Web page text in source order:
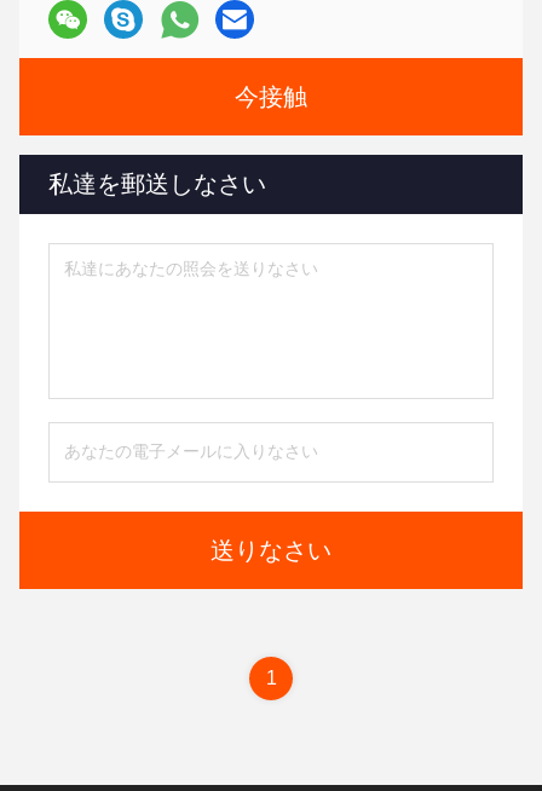
今接触
私達を郵送しなさい
送りなさい
1